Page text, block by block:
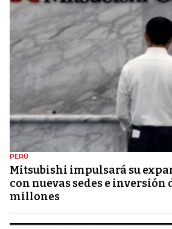
PERÚ
Mitsubishi impulsará su
con nuevas sedes e inversión
millones